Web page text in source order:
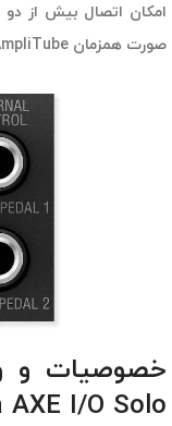
امکان اتصال بیش از دو
صورت همزمان AmpliTube یا سایر نرم‌افزارها را کنترل کنید.
I/O Solo